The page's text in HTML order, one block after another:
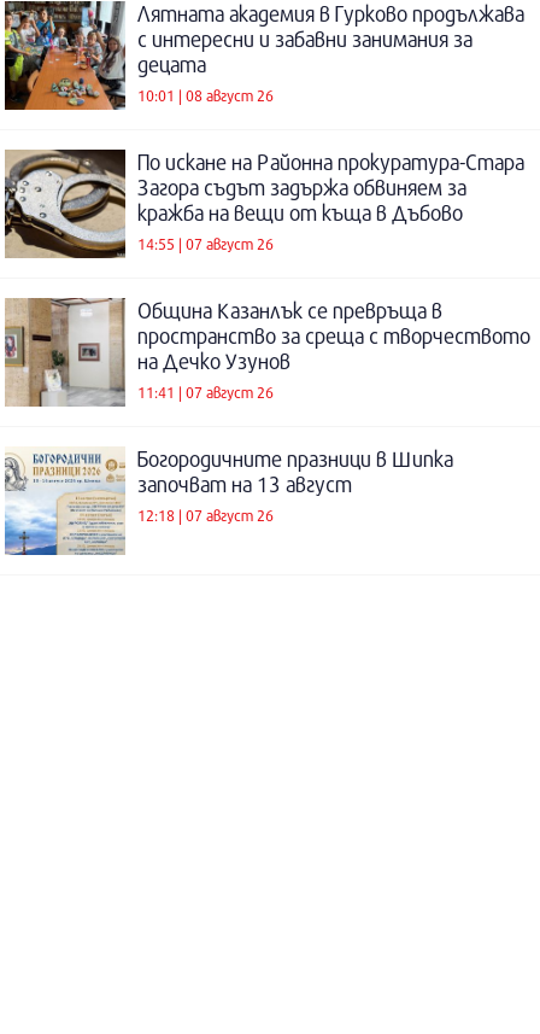
Лятната академия в Гурково продължава
с интересни и забавни занимания за
децата
10:01 | 08 август 26
По искане на Районна прокуратура-Стара
Загора съдът задържа обвиняем за
кражба на вещи от къща в Дъбово
14:55 | 07 август 26
Община Казанлък се превръща в
пространство за среща с творчеството
на Дечко Узунов
11:41 | 07 август 26
Богородичните празници в Шипка
започват на 13 август
12:18 | 07 август 26